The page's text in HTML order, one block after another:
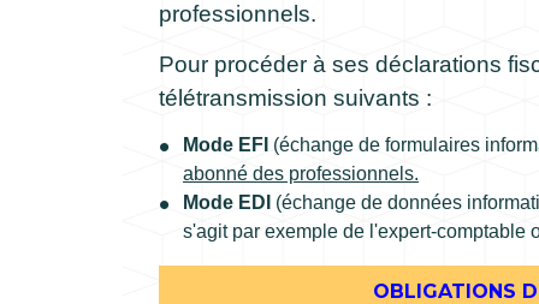
professionnels.
Pour procéder à ses déclarations
télétransmission suivants :
Mode EFI (échange de formulaires
abonné des professionnels.
Mode EDI (échange de données
s'agit par exemple de l'expert-comptable
OBLIGATIONS